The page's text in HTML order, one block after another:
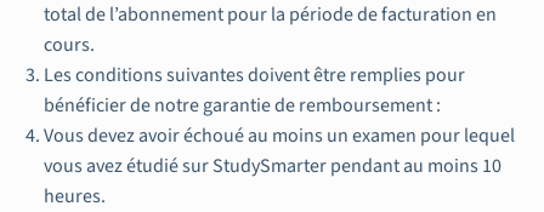
total de l’abonnement pour la période de facturation en
cours.
Les conditions suivantes doivent être remplies pour
bénéficier de notre garantie de remboursement :
Vous devez avoir échoué au moins un examen pour lequel
vous avez étudié sur StudySmarter pendant au moins 10
heures.